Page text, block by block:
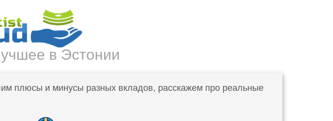
в Эстонии
плюсы и минусы разных вкладов, расскажем про реальные